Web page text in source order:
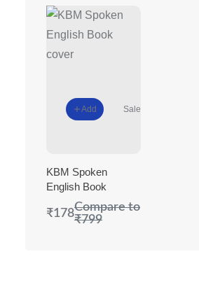
Add Sale
KBM Spoken
English Book
₹178Compare to
₹799